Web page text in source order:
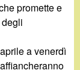
promette e
a venerdì